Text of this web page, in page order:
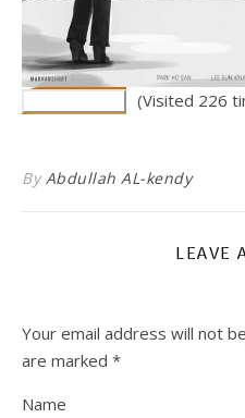
(Visited 226
ByAbdullah AL-kendy
LEAVE
Your email address will not
are marked *
Name